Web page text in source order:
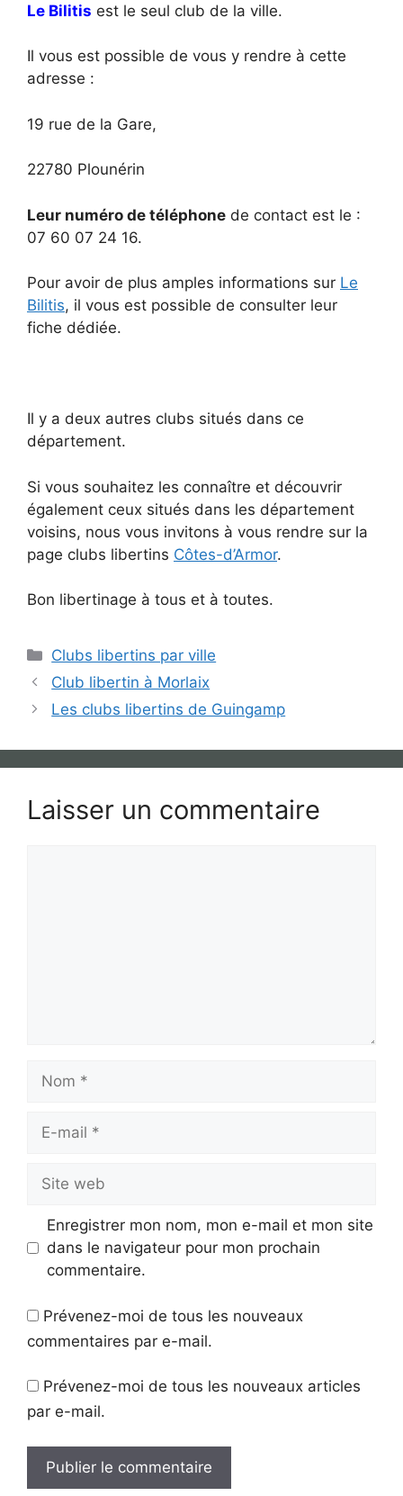
Le Bilitis est le seul club de la ville.
Il vous est possible de vous y rendre à cette
adresse :
19 rue de la Gare,
22780 Plounérin
Leur numéro de téléphone de contact est le :
07 60 07 24 16.
Pour avoir de plus amples informations sur Le
Bilitis, il vous est possible de consulter leur
fiche dédiée.
Il y a deux autres clubs situés dans ce
département.
Si vous souhaitez les connaître et découvrir
également ceux situés dans les département
voisins, nous vous invitons à vous rendre sur la
page clubs libertins Côtes-d’Armor.
Bon libertinage à tous et à toutes.
Catégories
Clubs libertins par ville
Club libertin à Morlaix
Les clubs libertins de Guingamp
Laisser un commentaire
Nom
Site
web
Enregistrer mon nom, mon e-mail et mon site
dans le navigateur pour mon prochain
commentaire.
Prévenez-moi de tous les nouveaux
commentaires par e-mail.
Prévenez-moi de tous les nouveaux articles
par e-mail.